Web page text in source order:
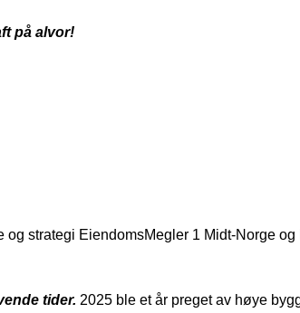
på alvor!
og strategi EiendomsMegler 1 Midt-Norge og
tider. 2025 ble et år preget av høye